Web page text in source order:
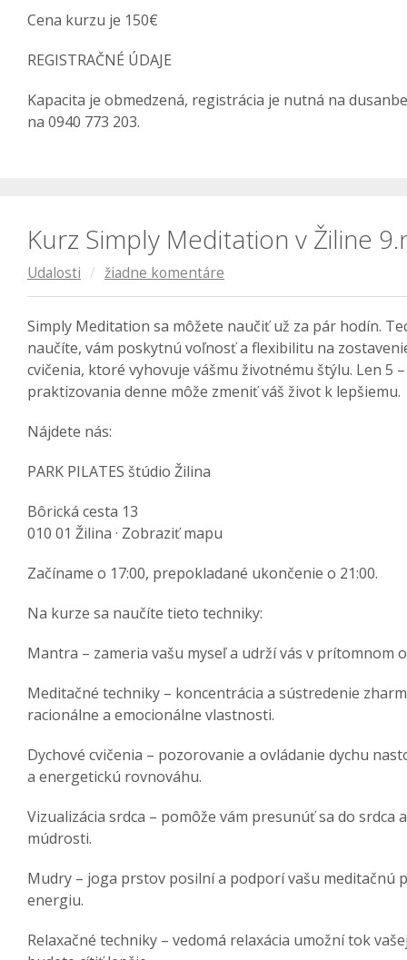
Cena kurzu je 150€
REGISTRAČNÉ ÚDAJE
Kapacita je obmedzená, registrácia je nutná na
na 0940 773 203.
Kurz Simply Meditation v Žiline
Udalosti / žiadne komentáre
Simply Meditation sa môžete naučiť už za pár hodín.
naučíte, vám poskytnú voľnosť a flexibilitu na
cvičenia, ktoré vyhovuje vášmu životnému štýlu. Len 5
praktizovania denne môže zmeniť váš život k lepšiemu.
Nájdete nás:
PARK PILATES štúdio Žilina
Bôrická cesta 13
010 01 Žilina · Zobraziť mapu
Začíname o 17:00, prepokladané ukončenie o 21:00.
Na kurze sa naučíte tieto techniky:
Mantra – zameria vašu myseľ a udrží vás v prítomnom
Meditačné techniky – koncentrácia a sústredenie
racionálne a emocionálne vlastnosti.
Dychové cvičenia – pozorovanie a ovládanie dychu
a energetickú rovnováhu.
Vizualizácia srdca – pomôže vám presunúť sa do srdca
múdrosti.
Mudry – joga prstov posilní a podporí vašu meditačnú
energiu.
Relaxačné techniky – vedomá relaxácia umožní tok